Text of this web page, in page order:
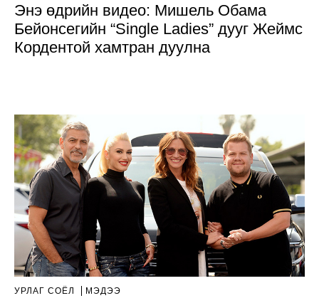
Энэ өдрийн видео: Мишель Обама
Бейонсегийн “Single Ladies” дууг Жеймс
Кордентой хамтран дуулна
УРЛАГ СОЁЛ МЭДЭЭ